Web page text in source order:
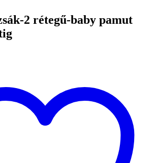
2 rétegű-baby pamut